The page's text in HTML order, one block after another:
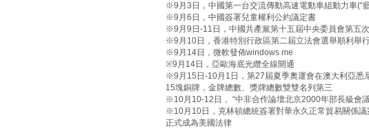
※9月3日，中國第一台交流傳動高速電動車組動力車(“
※9月6日，中國簽署兒童權利公約議定書
※9月9日-11日，中國共產黨第十五屆中央委員會第五
※9月10日，香港特別行政區第二屆立法會選舉順利舉
※9月14日，微軟發佈windows me
※9月14日，亞歐海底光纜全線開通
※9月15日-10月1日，第27屆夏季奧運會在澳大利亞悉
15塊銅牌，金牌總數、獎牌總數雙雙名列第三
※10月10-12日， “中非合作論壇北京2000年部長級會議
※10月10日，克林頓總統簽署對華永久正常貿易關係
正式成為美國法律